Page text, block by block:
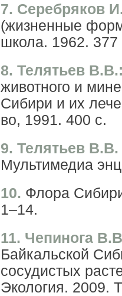
7. Серебряков
(жизненные
школа. 1962. 377
8. Телятьев
животного и
Сибири и их
во, 1991. 400 с.
9. Телятьев В.В.
Мультимедиа
10. Флора
1–14.
11. Чепинога
Байкальской
сосудистых
Экология. 2009.